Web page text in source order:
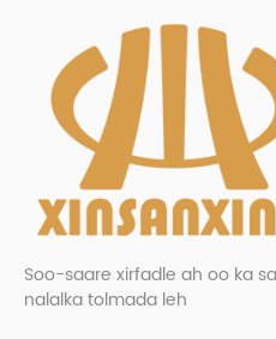
Soo-saare xirfadle ah oo ka
nalalka tolmada leh